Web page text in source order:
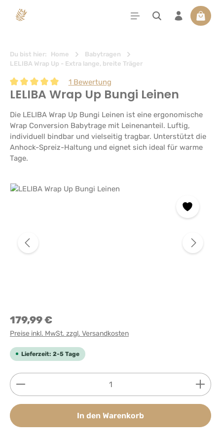
springen
Du bist hier: Home
Babytragen
LELIBA Wrap Up - Extra lange, breite Träger
Durchschnittliche Bewertung von 5 von 5 Sternen
1 Bewertung
LELIBA Wrap Up Bungi Leinen
Die LELIBA Wrap Up Bungi Leinen ist eine ergonomische
Wrap Conversion Babytrage mit Leinenanteil. Luftig,
individuell bindbar und vielseitig tragbar. Unterstützt die
Anhock-Spreiz-Haltung und eignet sich ideal für warme
Tage.
Bildergalerie überspringen
179,99 €
Preise inkl. MwSt. zzgl. Versandkosten
Lieferzeit: 2-5 Tage
Produkt Anzahl: Gib den gewünschten Wert ein
In den Warenkorb